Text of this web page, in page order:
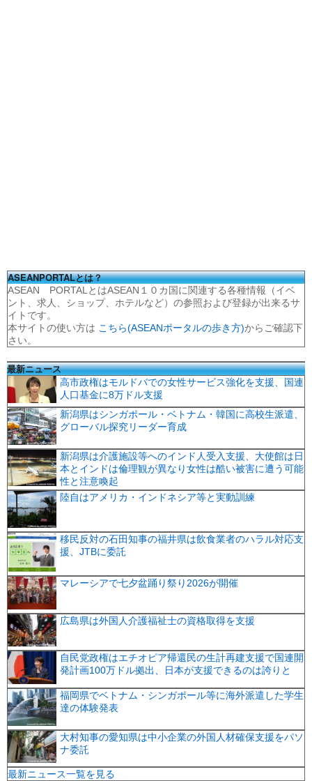
ASEANPORTALとは？
ASEAN PORTALとはASEAN１０カ国に関連する各種情報（イベ
ント、求人、ショップ、ホテルなど）の参照および登録が出来るサ
イトです。
本サイトの使い方は こちら(ASEANポータルの歩き方)からご確認下
さい。
最新ニュース
高市政権はモルドバでの女性サービス強化を支援、国連
人口基金に8万ドル支援
新潟県はシンガポール・ベトナム・韓国に高校生派遣、
グローバル探究リーダー育成
新潟県は介護施設等へのインド人受入支援、大使館は日
本とインドは倫理観が異なり女性は酷い被害に遭う可能
性と注意喚起
陸自はアメリカ・インドネシア等と実動訓練
移民反対の石田知事の福井県は飲食業者のハラル対応支
援、JTBに委託
マレーシアで七夕盆踊り祭り2026が開催
広島県は外国人介護福祉士の資格取得を支援
自民党政権はエチオピア帰還民の生計再建支援で国連開
発計画100万ドル拠出、日本が支援できるのは誇りと
福岡県でベトナム・シンガポール等に海外派遣した学生
達の体験発表
大村知事の愛知県は中小企業の外国人材確保支援をパソ
ナ委託
最新ニュース一覧を見る